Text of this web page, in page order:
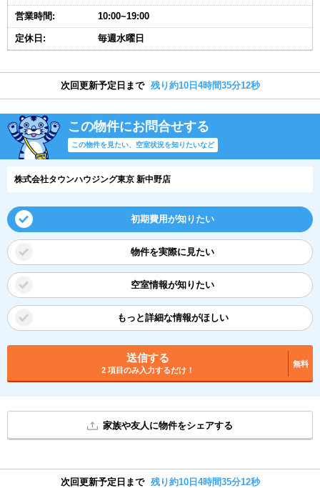
営業時間: 10:00~19:00
定休日: 毎週水曜日
次回更新予定日まで 残り約10日4時間35分11秒
この物件にお問合せする
この物件を見たい、空室状況を知りたいなど
株式会社タウンハウジング東京 新中野店
初期費用が知りたい
物件を実際に見たい
空室情報が知りたい
もっと詳細な情報がほしい
送信する
2 項目のみ入力するだけ！
無料
家族や友人に物件をシェアする
次回更新予定日まで 残り約10日4時間35分11秒